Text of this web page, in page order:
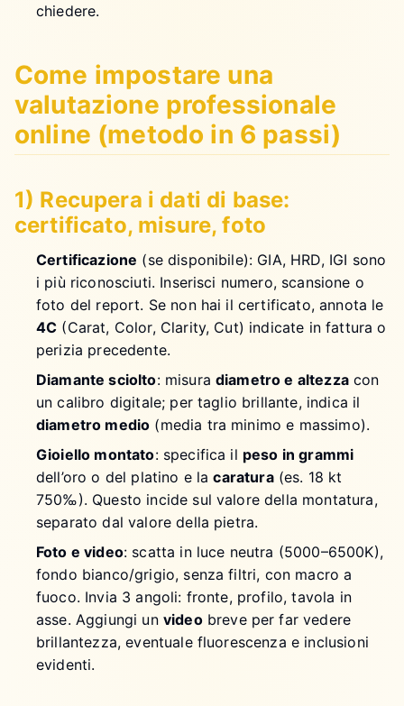
chiedere.
Come impostare una
valutazione professionale
online (metodo in 6 passi)
1) Recupera i dati di base:
certificato, misure, foto
Certificazione (se disponibile): GIA, HRD, IGI sono
i più riconosciuti. Inserisci numero, scansione o
foto del report. Se non hai il certificato, annota le
4C (Carat, Color, Clarity, Cut) indicate in fattura o
perizia precedente.
Diamante sciolto: misuradiametro e altezzacon
un calibro digitale; per taglio brillante, indica il
diametro medio (media tra minimo e massimo).
Gioiello montato: specifica il peso in grammi
dell’oro o del platino e lacaratura(es. 18 kt
750‰). Questo incide sul valore della montatura,
separato dal valore della pietra.
Foto e video: scatta in luce neutra (5000–6500K),
fondo bianco/grigio, senza filtri, con macro a
fuoco. Invia 3 angoli: fronte, profilo, tavola in
asse. Aggiungi un videobreve per far vedere
brillantezza, eventuale fluorescenza e inclusioni
evidenti.